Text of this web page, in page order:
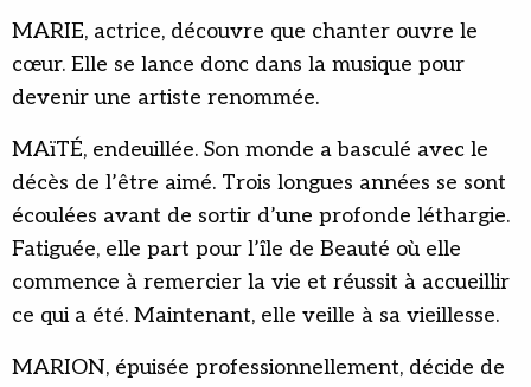
MARIE, actrice, découvre que chanter ouvre le
cœur. Elle se lance donc dans la musique pour
devenir une artiste renommée.
MAïTÉ, endeuillée. Son monde a basculé avec le
décès de l’être aimé. Trois longues années se sont
écoulées avant de sortir d’une profonde léthargie.
Fatiguée, elle part pour l’île de Beauté où elle
commence à remercier la vie et réussit à accueillir
ce qui a été. Maintenant, elle veille à sa vieillesse.
MARION, épuisée professionnellement, décide de